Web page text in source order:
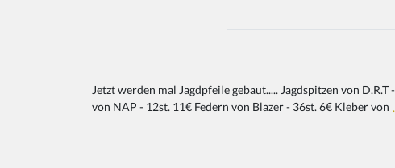
Jetzt werden mal Jagdpfeile gebaut..... Jagdspitzen von
von NAP - 12st. 11€ Federn von Blazer - 36st. 6€ Kleber von